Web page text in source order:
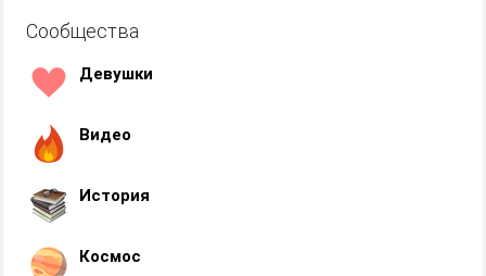
Сообщества
Девушки
Видео
История
Космос